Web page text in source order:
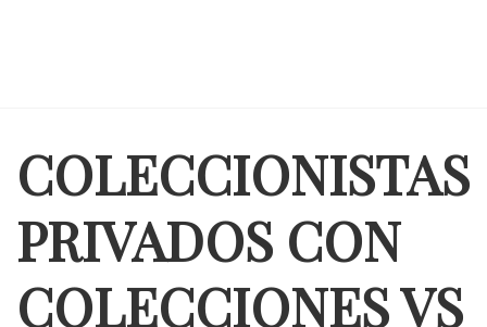
COLECCIONISTAS
PRIVADOS CON
COLECCIONES VS